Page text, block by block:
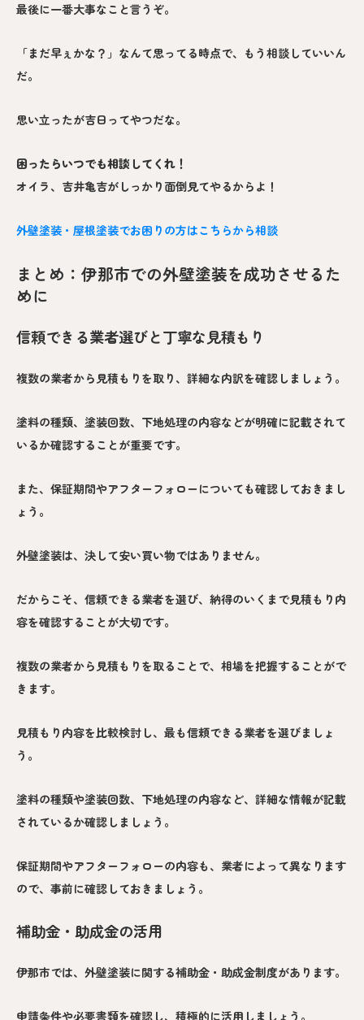
最後に一番大事なこと言うぞ。
「まだ早ぇかな？」なんて思ってる時点で、もう相談していいん
だ。
思い立ったが吉日ってやつだな。
困ったらいつでも相談してくれ！
オイラ、吉井亀吉がしっかり面倒見てやるからよ！
外壁塗装・屋根塗装でお困りの方はこちらから相談
まとめ：伊那市での外壁塗装を成功させるた
めに
信頼できる業者選びと丁寧な見積もり
複数の業者から見積もりを取り、詳細な内訳を確認しましょう。
塗料の種類、塗装回数、下地処理の内容などが明確に記載されて
いるか確認することが重要です。
また、保証期間やアフターフォローについても確認しておきまし
ょう。
外壁塗装は、決して安い買い物ではありません。
だからこそ、信頼できる業者を選び、納得のいくまで見積もり内
容を確認することが大切です。
複数の業者から見積もりを取ることで、相場を把握することがで
きます。
見積もり内容を比較検討し、最も信頼できる業者を選びましょ
う。
塗料の種類や塗装回数、下地処理の内容など、詳細な情報が記載
されているか確認しましょう。
保証期間やアフターフォローの内容も、業者によって異なります
ので、事前に確認しておきましょう。
補助金・助成金の活用
伊那市では、外壁塗装に関する補助金・助成金制度があります。
申請条件や必要書類を確認し、積極的に活用しましょう。